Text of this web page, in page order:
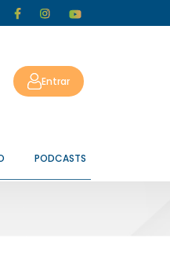
Entrar
PODCASTS